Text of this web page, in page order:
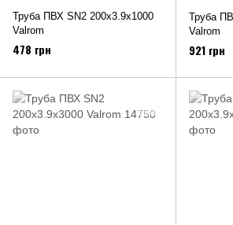
Труба ПВХ SN2 200х3.9х1000
Valrom
478 грн
Труба
Valrom
921 грн